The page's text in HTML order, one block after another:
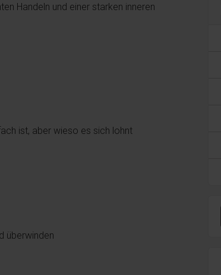
Handeln und einer starken inneren
ist, aber wieso es sich lohnt
überwinden